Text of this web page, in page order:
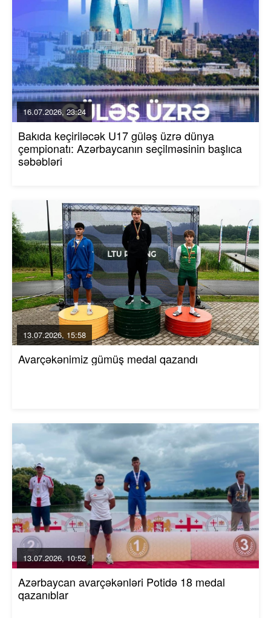
16.07.2026, 23:24
Bakıda keçiriləcək U17 güləş üzrə dünya
çempionatı: Azərbaycanın seçilməsinin başlıca
səbəbləri
13.07.2026, 15:58
Avarçəkənimiz gümüş medal qazandı
13.07.2026, 10:52
Azərbaycan avarçəkənləri Potidə 18 medal
qazanıblar